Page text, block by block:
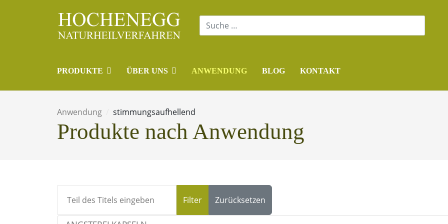
PRODUKTE ÜBER UNS ANWENDUNG BLOG KONTAKT
Anwendung stimmungsaufhellend
Produkte nach Anwendung
Filter Zurücksetzen